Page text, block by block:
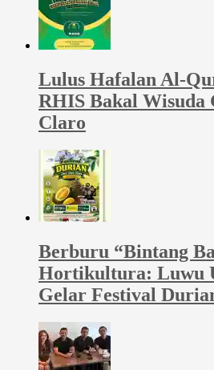
Lulus Hafalan Al-
RHIS Bakal Wisuda
Claro
Berburu “Bintang
Hortikultura: Luwu
Gelar Festival